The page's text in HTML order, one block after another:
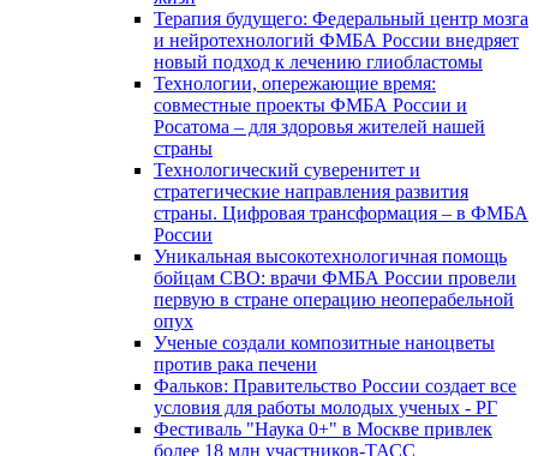
Терапия будущего: Федеральный центр мозга
и нейротехнологий ФМБА России внедряет
новый подход к лечению глиобластомы
Технологии, опережающие время:
совместные проекты ФМБА России и
Росатома – для здоровья жителей нашей
страны
Технологический суверенитет и
стратегические направления развития
страны. Цифровая трансформация – в ФМБА
России
Уникальная высокотехнологичная помощь
бойцам СВО: врачи ФМБА России провели
первую в стране операцию неоперабельной
опух
Ученые создали композитные наноцветы
против рака печени
Фальков: Правительство России создает все
условия для работы молодых ученых - РГ
Фестиваль "Наука 0+" в Москве привлек
более 18 млн участников-ТАСС